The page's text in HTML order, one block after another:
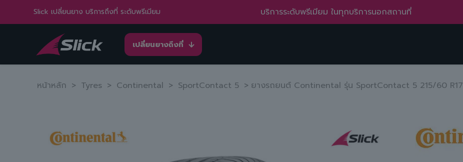
Slick เปลี่ยนยาง บริการถึงที่ ระดับพรีเมียม บริการทั่วถึง ครอบคลุมหลายพื้นที่ ทั้งในเมืองและชานเมือง
เปลี่ยนยางถึงที่
หน้าหลัก > Tyres > Continental > SportContact 5 > ยางรถยนต์ Continental รุ่น SportContact 5 215/60 R17